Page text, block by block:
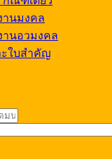
นมงคล
นอวมงคล
ใบสำคัญ